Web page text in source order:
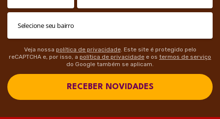
Veja nossa política de privacidade. Este site é protegido pelo
reCAPTCHA e, por isso, a política de privacidade e os termos de serviço
do Google também se aplicam.
RECEBER NOVIDADES